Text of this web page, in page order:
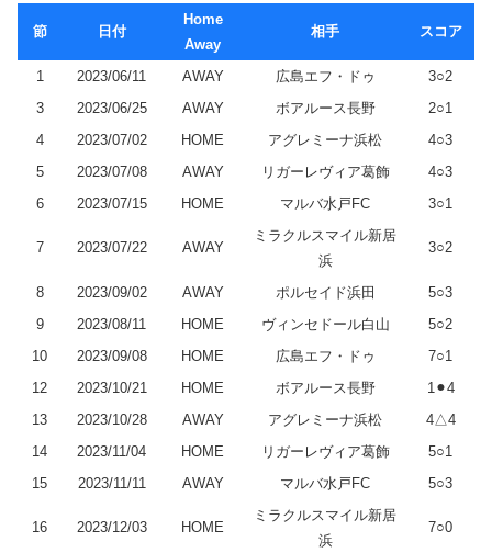
節 日付
Home
Away
相手 スコア
1 2023/06/11 AWAY 広島エフ・ドゥ
3○2
3
2023/06/25 AWAY ボアルース長野
2○1
4
2023/07/02 HOME アグレミーナ浜松
4○3
5
2023/07/08 AWAY リガーレヴィア葛飾
4○3
6
2023/07/15 HOME マルバ水戸FC 3○1
7 2023/07/22 AWAY
ミラクルスマイル新居
浜
3○2
8 2023/09/02 AWAY ポルセイド浜田
5○3
9
2023/08/11 HOME ヴィンセドール白山
5○2
10
2023/09/08 HOME 広島エフ・ドゥ
7○1
12
2023/10/21 HOME ボアルース長野
1⚫︎4
13
2023/10/28 AWAY アグレミーナ浜松
4△4
14
2023/11/04 HOME リガーレヴィア葛飾
5○1
15
2023/11/11 AWAY マルバ水戸FC 5○3
16 2023/12/03 HOME
ミラクルスマイル新居
浜
7○0